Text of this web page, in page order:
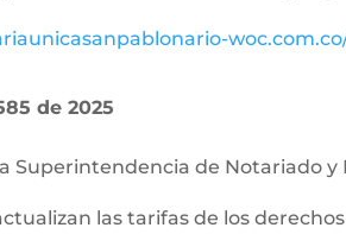
de 2025
Superintendencia de Notariado y
las tarifas de los